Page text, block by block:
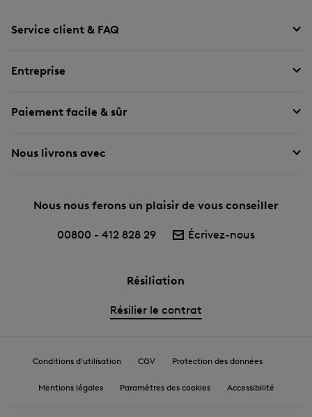
Service client & FAQ
Entreprise
Paiement facile & sûr
Nous livrons avec
Nous nous ferons un plaisir de vous conseiller
00800 - 412 828 29 Écrivez-nous
Résiliation
Résilier le contrat
Conditions d'utilisation CGV Protection des données
Mentions légales Paramètres des cookies Accessibilité